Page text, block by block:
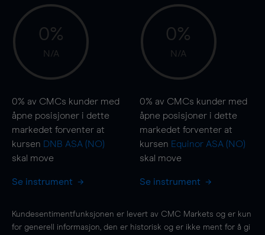
0%
N/A
0% av CMCs kunder med
åpne posisjoner i dette
markedet forventer at
kursen DNB ASA (NO)
skal move
Se instrument
0%
N/A
0% av CMCs kunder med
åpne posisjoner i dette
markedet forventer at
kursen Equinor ASA (NO)
skal move
Se instrument
Kundesentimentfunksjonen er levert av CMC Markets og er kun
for generell informasjon, den er historisk og er ikke ment for å gi